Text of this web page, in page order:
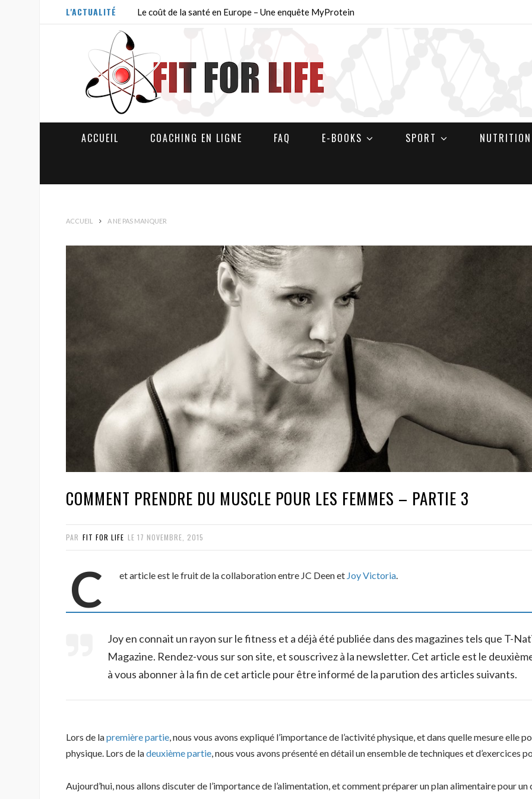
L'ACTUALITÉ Le coût de la santé en Europe – Une enquête MyProtein
ACCUEIL COACHING EN LIGNE FAQ E-BOOKS SPORT NUTRITION
ACCUEIL A NE PAS MANQUER
COMMENT PRENDRE DU MUSCLE POUR LES FEMMES – PARTIE 3
PAR FIT FOR LIFE LE 17 NOVEMBRE, 2015
C et article est le fruit de la collaboration entre JC Deen et Joy Victoria.
Joy en connait un rayon sur le fitness et a déjà été publiée dans des magazines tels que T-
Magazine. Rendez-vous sur son site, et souscrivez à la newsletter. Cet article est le
à vous abonner à la fin de cet article pour être informé de la parution des articles suivants.
Lors de lapremière partie, nous vous avons expliqué l’importance de l’activité physique, et dans quelle mesure elle
physique. Lors de ladeuxième partie, nous vous avons présenté en détail un ensemble de techniques et d’exercices
Aujourd’hui, nous allons discuter de l’importance de l’alimentation, et comment préparer un plan alimentaire pour